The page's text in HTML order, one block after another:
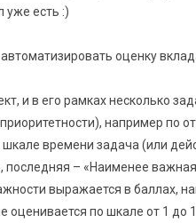
уже есть :)
оценку
и в его рамках несколько
например по
времени задача (или
последняя – «Наименее
выражается в баллах,
оценивается по шкале от 1 до